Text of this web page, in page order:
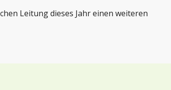
Leitung dieses Jahr einen weiteren